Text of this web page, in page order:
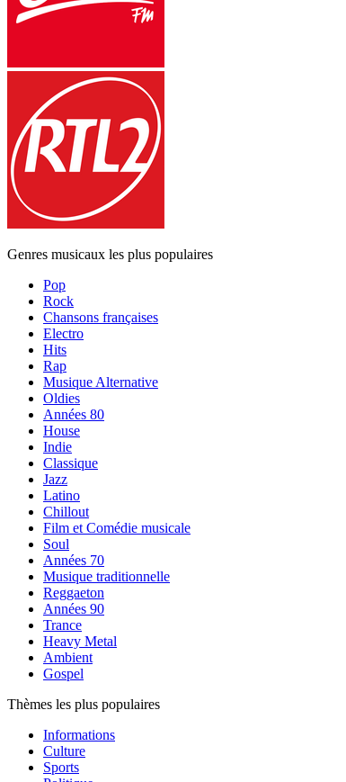
Genres musicaux les plus populaires
Pop
Rock
Chansons françaises
Electro
Hits
Rap
Musique Alternative
Oldies
Années 80
House
Indie
Classique
Jazz
Latino
Chillout
Film et Comédie musicale
Soul
Années 70
Musique traditionnelle
Reggaeton
Années 90
Trance
Heavy Metal
Ambient
Gospel
Thèmes les plus populaires
Informations
Culture
Sports